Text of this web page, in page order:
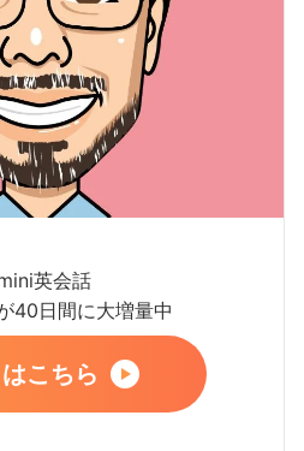
英会話
40日間に大増量中
こちら